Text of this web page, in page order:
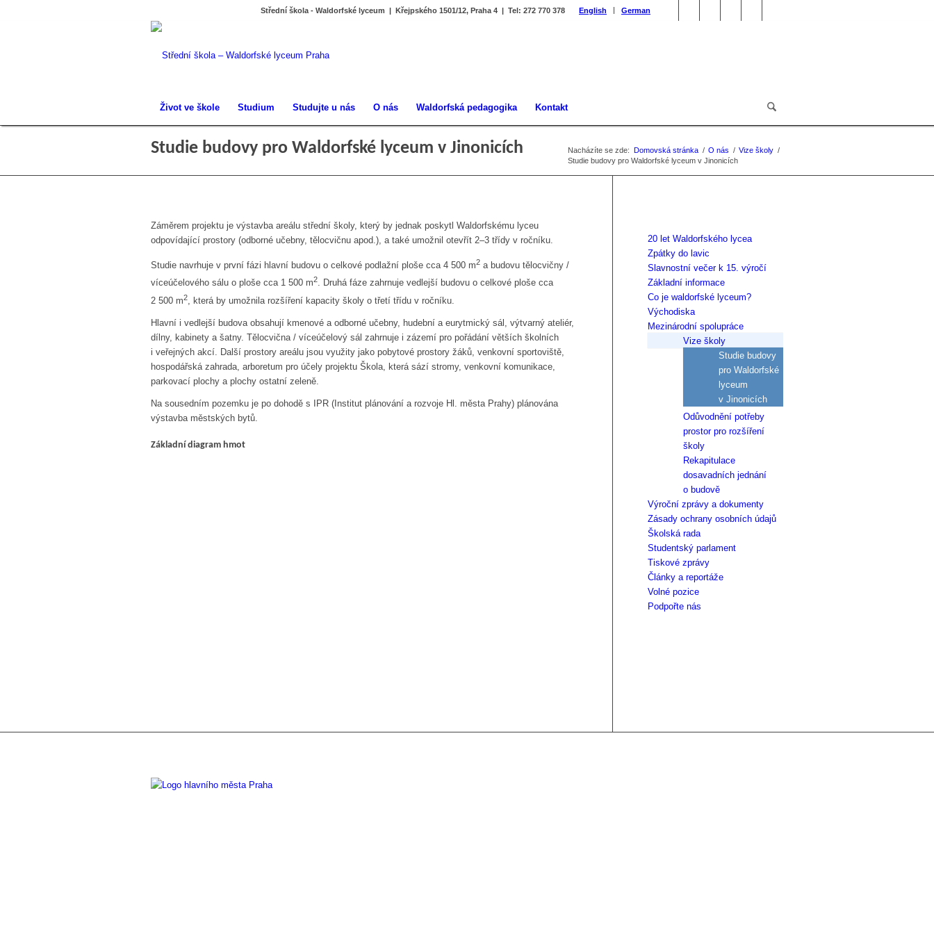
English German
Střední škola - Waldorfské lyceum | Křejpského 1501/12, Praha 4 | Tel: 272 770 378
Život ve škole Studium Studujte u nás O nás Waldorfská pedagogika Kontakt
Studie budovy pro Waldorfské lyceum v Jinonicích Nacházíte se zde: Domovská stránka / O nás / Vize školy /
Studie budovy pro Waldorfské lyceum v Jinonicích
Záměrem projektu je výstavba areálu střední školy, který by jednak poskytl Waldorfskému lyceu
odpovídající prostory (odborné učebny, tělocvičnu apod.), a také umožnil otevřít 2–3 třídy v ročníku.
Studie navrhuje v první fázi hlavní budovu o celkové podlažní ploše cca 4 500 m2 a budovu tělocvičny /
víceúčelového sálu o ploše cca 1 500 m2. Druhá fáze zahrnuje vedlejší budovu o celkové ploše cca
2 500 m2 , která by umožnila rozšíření kapacity školy o třetí třídu v ročníku.
Hlavní i vedlejší budova obsahují kmenové a odborné učebny, hudební a eurytmický sál, výtvarný ateliér,
dílny, kabinety a šatny. Tělocvična / víceúčelový sál zahrnuje i zázemí pro pořádání větších školních
i veřejných akcí. Další prostory areálu jsou využity jako pobytové prostory žáků, venkovní sportoviště,
hospodářská zahrada, arboretum pro účely projektu Škola, která sází stromy, venkovní komunikace,
parkovací plochy a plochy ostatní zeleně.
Na sousedním pozemku je po dohodě s IPR (Institut plánování a rozvoje Hl. města Prahy) plánována
výstavba městských bytů.
Základní diagram hmot
20 let Waldorfského lycea
Zpátky do lavic
Slavnostní večer k 15. výročí
Základní informace
Co je waldorfské lyceum?
Východiska
Mezinárodní spolupráce
Vize školy
Studie budovy
pro Waldorfské
lyceum
v Jinonicích
Odůvodnění potřeby
prostor pro rozšíření
školy
Rekapitulace
dosavadních jednání
o budově
Výroční zprávy a dokumenty
Zásady ochrany osobních údajů
Školská rada
Studentský parlament
Tiskové zprávy
Články a reportáže
Volné pozice
Podpořte nás